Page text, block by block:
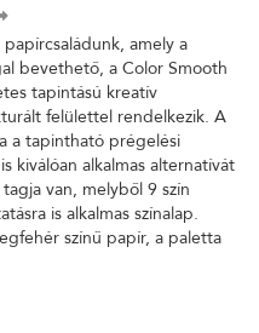
amely a
bevethető, a Color Smooth
tapintású kreatív
felülettel rendelkezik. A
a tapintható prégelési
kiválóan alkalmas alternatívát
van, melyből 9 szín
is alkalmas színalap.
színű papír, a paletta